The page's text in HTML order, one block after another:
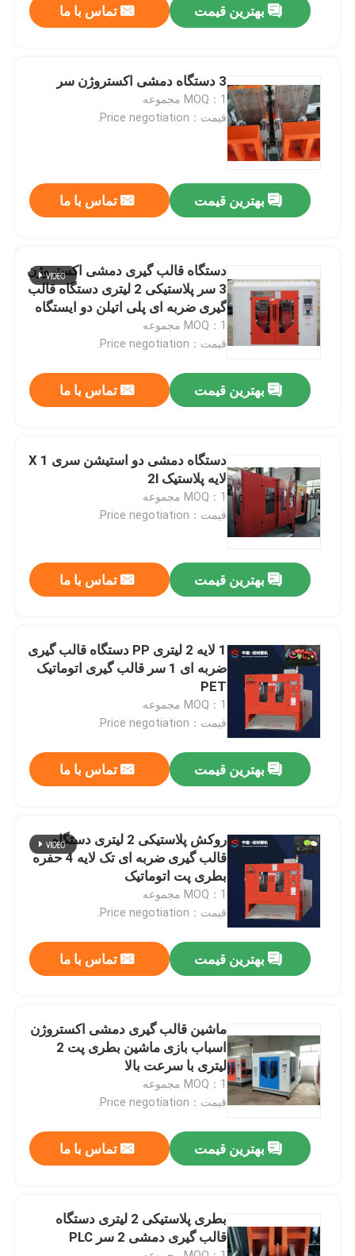
محصولات
درباره ما
تور کارخانه
با ما تماس بگیرید
اخبار
دستگاه قالب گیری دمشی اکستروژن
دستگاه قالب گیری دمشی بطری پلاستیکی
بهترین قیمت تماس با ما
3 دستگاه دمشی اکستروژن سر
MOQ：1 مجموعه
قیمت：Price negotiation.
بهترین قیمت تماس با ما
دستگاه قالب گیری دمشی اکستروژن
3 سر پلاستیکی 2 لیتری دستگاه قالب
گیری ضربه ای پلی اتیلن دو ایستگاه
MOQ：1 مجموعه
قیمت：Price negotiation.
بهترین قیمت تماس با ما
دستگاه دمشی دو استیشن سری X 1
لایه پلاستیک 2l
MOQ：1 مجموعه
قیمت：Price negotiation.
بهترین قیمت تماس با ما
1 لایه 2 لیتری PP دستگاه قالب گیری
ضربه ای 1 سر قالب گیری اتوماتیک
PET
MOQ：1 مجموعه
قیمت：Price negotiation.
بهترین قیمت تماس با ما
روکش پلاستیکی 2 لیتری دستگاه
قالب گیری ضربه ای تک لایه 4 حفره
بطری پت اتوماتیک
MOQ：1 مجموعه
قیمت：Price negotiation.
بهترین قیمت تماس با ما
ماشین قالب گیری دمشی اکستروژن
اسباب بازی ماشین بطری پت 2
لیتری با سرعت بالا
MOQ：1 مجموعه
قیمت：Price negotiation.
بهترین قیمت تماس با ما
بطری پلاستیکی 2 لیتری دستگاه
قالب گیری دمشی 2 سر PLC